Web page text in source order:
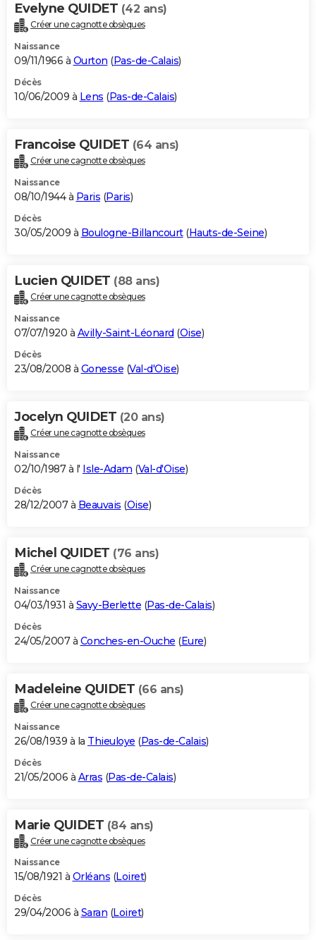
Evelyne QUIDET (42 ans)
Créer une cagnotte obsèques
Naissance
09/11/1966 à Ourton (Pas-de-Calais)
Décès
10/06/2009 à Lens (Pas-de-Calais)
Francoise QUIDET (64 ans)
Créer une cagnotte obsèques
Naissance
08/10/1944 à Paris (Paris)
Décès
30/05/2009 à Boulogne-Billancourt(Hauts-de-Seine)
Lucien QUIDET (88 ans)
Créer une cagnotte obsèques
Naissance
07/07/1920 à Avilly-Saint-Léonard (Oise)
Décès
23/08/2008 à Gonesse (Val-d'Oise)
Jocelyn QUIDET (20 ans)
Créer une cagnotte obsèques
Naissance
02/10/1987 à l' Isle-Adam (Val-d'Oise)
Décès
28/12/2007 à Beauvais (Oise)
Michel QUIDET (76 ans)
Créer une cagnotte obsèques
Naissance
04/03/1931 à Savy-Berlette (Pas-de-Calais)
Décès
24/05/2007 à Conches-en-Ouche (Eure)
Madeleine QUIDET (66 ans)
Créer une cagnotte obsèques
Naissance
26/08/1939 à la Thieuloye (Pas-de-Calais)
Décès
21/05/2006 à Arras (Pas-de-Calais)
Marie QUIDET (84 ans)
Créer une cagnotte obsèques
Naissance
15/08/1921 à Orléans (Loiret)
Décès
29/04/2006 à Saran (Loiret)